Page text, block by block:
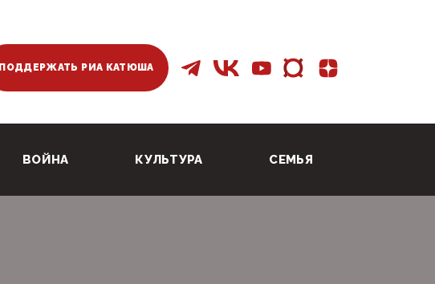
ПОДДЕРЖАТЬ РИА КАТЮША
ВОЙНА КУЛЬТУРА СЕМЬЯ